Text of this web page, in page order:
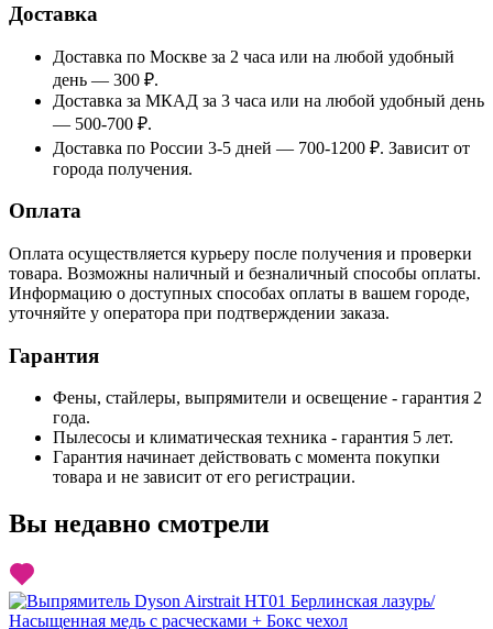
Доставка
Доставка по Москве за 2 часа или на любой удобный
день — 300 ₽.
Доставка за МКАД за 3 часа или на любой удобный день
— 500-700 ₽.
Доставка по России 3-5 дней — 700-1200 ₽. Зависит от
города получения.
Оплата
Оплата осуществляется курьеру после получения и проверки
товара. Возможны наличный и безналичный способы оплаты.
Информацию о доступных способах оплаты в вашем городе,
уточняйте у оператора при подтверждении заказа.
Гарантия
Фены, стайлеры, выпрямители и освещение - гарантия 2
года.
Пылесосы и климатическая техника - гарантия 5 лет.
Гарантия начинает действовать с момента покупки
товара и не зависит от его регистрации.
Вы недавно смотрели